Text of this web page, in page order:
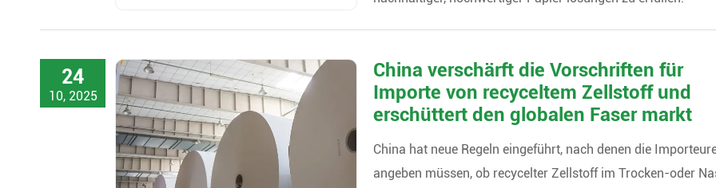
24
10, 2025
China verschärft die Vorschriften für
Importe von recyceltem Zellstoff und
erschüttert den globalen Faser markt
China hat neue Regeln eingeführt, nach denen die
angeben müssen, ob recycelter Zellstoff im Trocken-oder